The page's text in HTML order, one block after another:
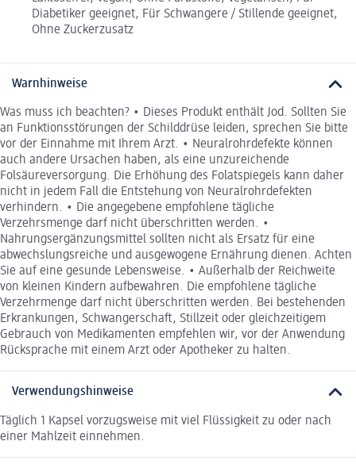
Diabetiker geeignet, Für Schwangere / Stillende geeignet,
Ohne Zuckerzusatz
Warnhinweise
Was muss ich beachten? • Dieses Produkt enthält Jod. Sollten Sie
an Funktionsstörungen der Schilddrüse leiden, sprechen Sie bitte
vor der Einnahme mit Ihrem Arzt. • Neuralrohrdefekte können
auch andere Ursachen haben, als eine unzureichende
Folsäureversorgung. Die Erhöhung des Folatspiegels kann daher
nicht in jedem Fall die Entstehung von Neuralrohrdefekten
verhindern. • Die angegebene empfohlene tägliche
Verzehrsmenge darf nicht überschritten werden. •
Nahrungsergänzungsmittel sollten nicht als Ersatz für eine
abwechslungsreiche und ausgewogene Ernährung dienen. Achten
Sie auf eine gesunde Lebensweise. • Außerhalb der Reichweite
von kleinen Kindern aufbewahren. Die empfohlene tägliche
Verzehrmenge darf nicht überschritten werden. Bei bestehenden
Erkrankungen, Schwangerschaft, Stillzeit oder gleichzeitigem
Gebrauch von Medikamenten empfehlen wir, vor der Anwendung
Rücksprache mit einem Arzt oder Apotheker zu halten.
Verwendungshinweise
Täglich 1 Kapsel vorzugsweise mit viel Flüssigkeit zu oder nach
einer Mahlzeit einnehmen.